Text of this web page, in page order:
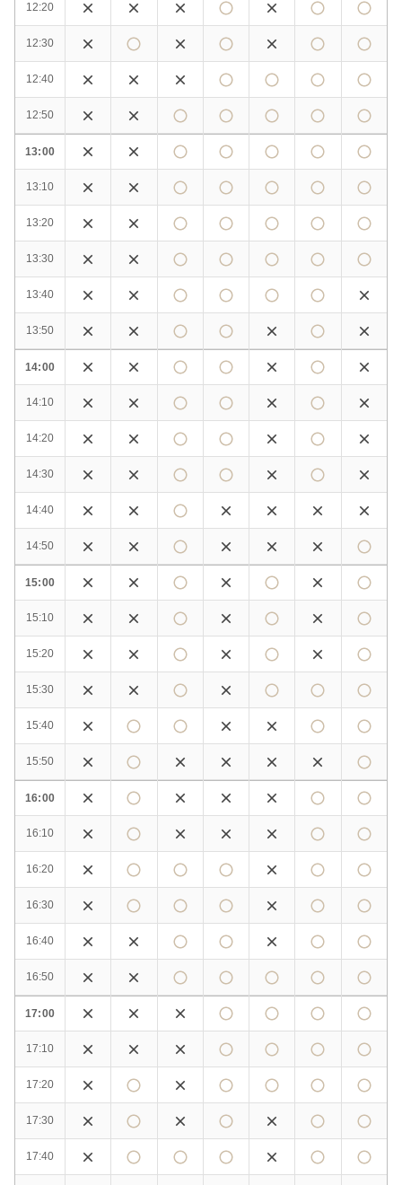
12:20
12:30
12:40
12:50
13:00
13:10
13:20
13:30
13:40
13:50
14:00
14:10
14:20
14:30
14:40
14:50
15:00
15:10
15:20
15:30
15:40
15:50
16:00
16:10
16:20
16:30
16:40
16:50
17:00
17:10
17:20
17:30
17:40